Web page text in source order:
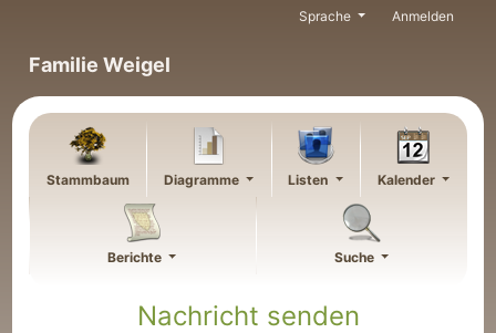
Familie Weigel
Sprache Anmelden
Stammbaum Diagramme Listen Kalender
Berichte Suche
Nachricht senden